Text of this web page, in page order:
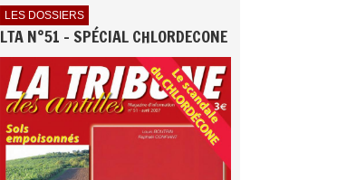
LES DOSSIERS
LTA N°51 - SPÉCIAL CHLORDECONE